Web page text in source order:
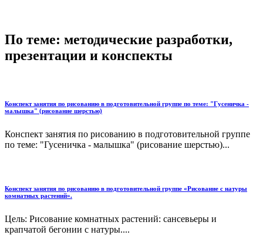
По теме: методические разработки,
презентации и конспекты
Конспект занятия по рисованию в подготовительной группе по теме: "Гусеничка -
малышка" (рисование шерстью)
Конспект занятия по рисованию в подготовительной группе
по теме: "Гусеничка - малышка" (рисование шерстью)...
Конспект занятия по рисованию в подготовительной группе «Рисование с натуры
комнатных растений».
Цель: Рисование комнатных растений: сансевьеры и
крапчатой бегонии с натуры....